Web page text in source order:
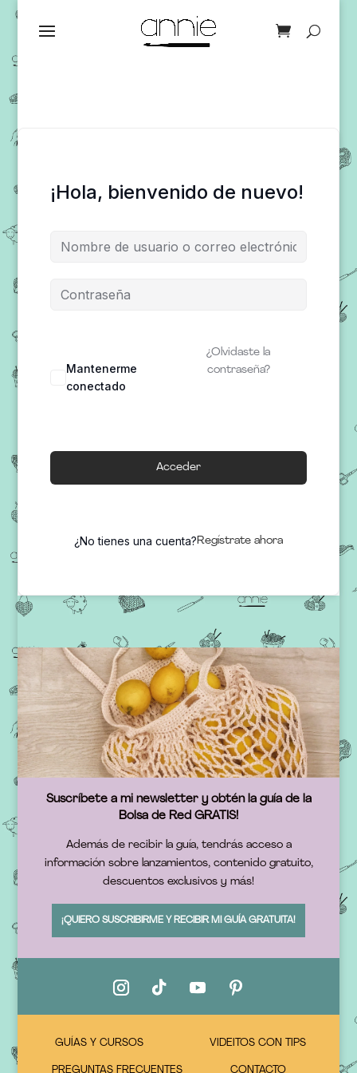
¡Hola, bienvenido de nuevo!
Mantenerme
conectado
¿Olvidaste la
contraseña?
Acceder
¿No tienes una cuenta?Regístrate ahora
Suscríbete a mi newsletter y obtén la guía de la
Bolsa de Red GRATIS!
Además de recibir la guía, tendrás acceso a
información sobre lanzamientos, contenido gratuito,
descuentos exclusivos y más!
¡QUIERO SUSCRIBIRME Y RECIBIR MI GUÍA GRATUITA!
GUÍAS Y CURSOS VIDEITOS CON TIPS
PREGUNTAS FRECUENTES CONTACTO